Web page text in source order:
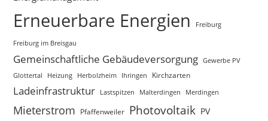
Erneuerbare Energien Freiburg
Freiburg im Breisgau
Gemeinschaftliche Gebäudeversorgung Gewerbe PV
Glottertal
Heizung Herbolzheim Ihringen Kirchzarten
Ladeinfrastruktur Lastspitzen Malterdingen Merdingen
Mieterstrom Pfaffenweiler Photovoltaik PV